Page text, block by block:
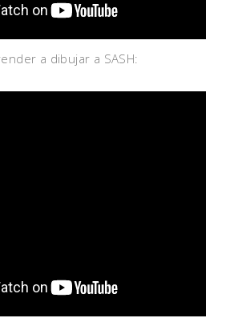
a dibujar a SASH: